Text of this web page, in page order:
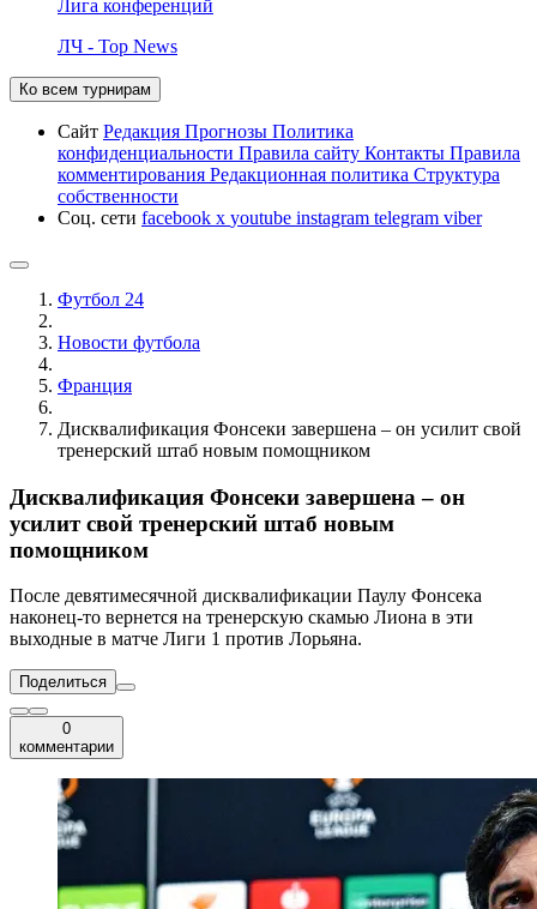
Лига конференций
ЛЧ - Top News
Ко всем турнирам
Сайт Редакция Прогнозы Политика
конфиденциальности Правила сайту Контакты Правила
комментирования Редакционная политика Структура
собственности
Соц. сети facebook x youtube instagram telegram viber
Футбол 24
Новости футбола
Франция
Дисквалификация Фонсеки завершена – он усилит свой
тренерский штаб новым помощником
Дисквалификация Фонсеки завершена – он
усилит свой тренерский штаб новым
помощником
После девятимесячной дисквалификации Паулу Фонсека
наконец-то вернется на тренерскую скамью Лиона в эти
выходные в матче Лиги 1 против Лорьяна.
Поделиться
0
комментарии